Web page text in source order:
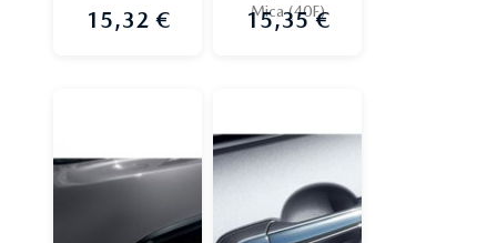
Prix
15,32 €
Mica (40F)
Prix
15,35 €